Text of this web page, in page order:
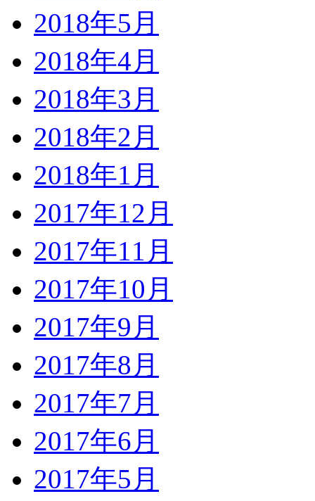
2018年5月
2018年4月
2018年3月
2018年2月
2018年1月
2017年12月
2017年11月
2017年10月
2017年9月
2017年8月
2017年7月
2017年6月
2017年5月